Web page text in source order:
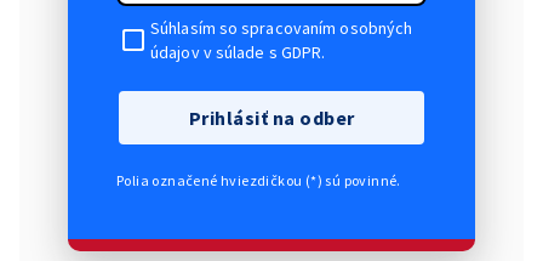
Súhlasím so spracovaním osobných
údajov v súlade s GDPR.
Prihlásiť na odber
Polia označené hviezdičkou (*) sú povinné.